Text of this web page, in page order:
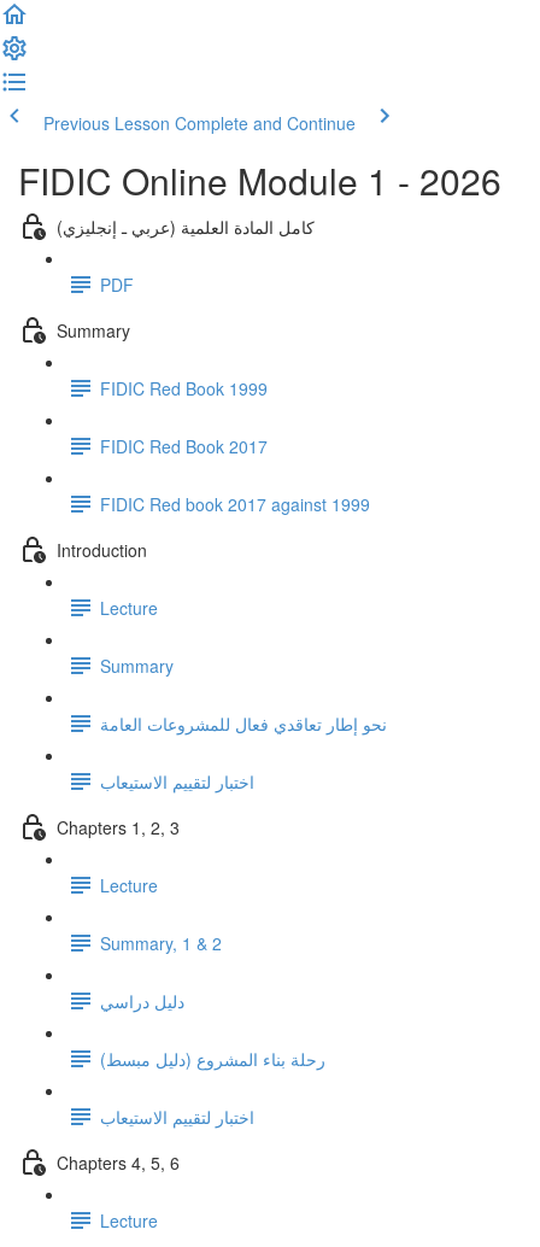
Previous Lesson Complete and Continue
FIDIC Online Module 1 - 2026
كامل المادة العلمية (عربي ـ إنجليزي)
PDF
Summary
FIDIC Red Book 1999
FIDIC Red Book 2017
FIDIC Red book 2017 against 1999
Introduction
Lecture
Summary
نحو إطار تعاقدي فعال للمشروعات العامة
اختبار لتقييم الاستيعاب
Chapters 1, 2, 3
Lecture
Summary, 1 & 2
دليل دراسي
رحلة بناء المشروع (دليل مبسط)
اختبار لتقييم الاستيعاب
Chapters 4, 5, 6
Lecture